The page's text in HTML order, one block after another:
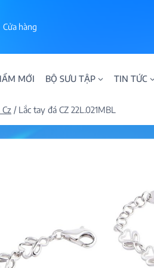
Cửa hàng
MỚI BỘ SƯU TẬP
ALPHA AURA
BST BLOOM
BST NHẪN KIM
BST NHẪN NAM
BST SWEETIES
FAMILY
TIN TỨC
/ Lắc tay đá CZ 22L.021MBL